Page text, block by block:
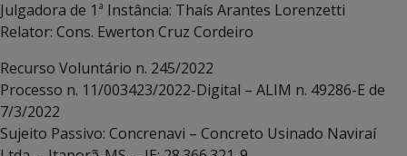
Julgadora de 1ª Instância: Thaís Arantes Lorenzetti
Relator: Cons. Ewerton Cruz Cordeiro
Recurso Voluntário n. 245/2022
Processo n. 11/003423/2022-Digital – ALIM n. 49286-E de
7/3/2022
Sujeito Passivo: Concrenavi – Concreto Usinado Naviraí